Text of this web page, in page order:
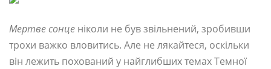
Мертве сонце ніколи не був звільнений, зробивши
трохи важко вловитись. Але не лякайтеся, оскільки
він лежить похований у найглибших темах Темної